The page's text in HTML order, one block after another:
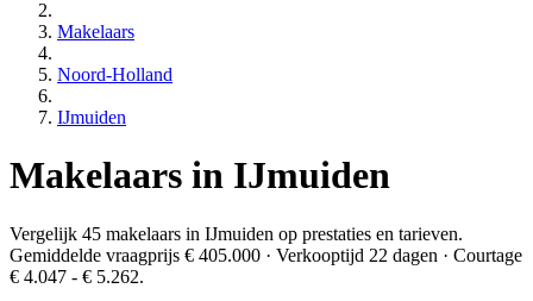
Makelaars
Noord-Holland
IJmuiden
Makelaars in IJmuiden
Vergelijk 45 makelaars in IJmuiden op prestaties en tarieven.
Gemiddelde vraagprijs € 405.000 · Verkooptijd 22 dagen · Courtage
€ 4.047 - € 5.262.